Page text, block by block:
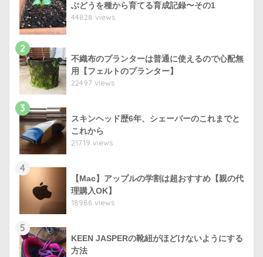
ぶどうを種から育てる育成記録〜その1
44828 views
2
不織布のプランターは普通に使えるので心配無
用【フェルトのプランター】
22497 views
3
スキンヘッド歴6年、シェーバーのこれまでと
これから
21719 views
4
【Mac】アップルの学割は超おすすめ【親の代
理購入OK】
18986 views
5
KEEN JASPERの靴紐がほどけないようにする
方法